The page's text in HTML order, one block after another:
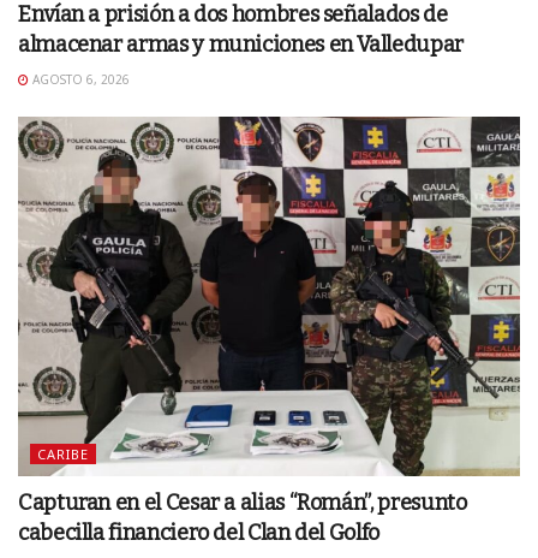
Envían a prisión a dos hombres señalados de
almacenar armas y municiones en Valledupar
AGOSTO 6, 2026
CARIBE
Capturan en el Cesar a alias “Román”, presunto
cabecilla financiero del Clan del Golfo